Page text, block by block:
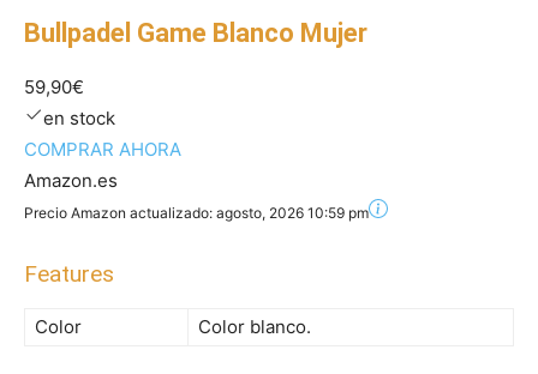
Bullpadel Game Blanco Mujer
59,90€
en stock
COMPRAR AHORA
Amazon.es
Precio Amazon actualizado: agosto, 2026 10:59 pm
Features
Color Color blanco.